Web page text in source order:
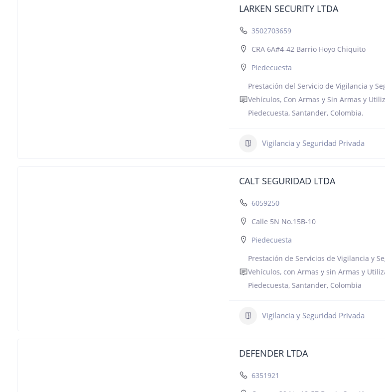
LARKEN SECURITY LTDA
3502703659
CRA 6A#4-42 Barrio Hoyo Chiquito
Piedecuesta
Prestación del Servicio de Vigilancia y
Vehículos, Con Armas y Sin Armas y
Piedecuesta, Santander, Colombia.
Vigilancia y Seguridad Privada
CALT SEGURIDAD LTDA
6059250
Calle 5N No.15B-10
Piedecuesta
Prestación de Servicios de Vigilancia y
Vehículos, con Armas y sin Armas y
Piedecuesta, Santander, Colombia
Vigilancia y Seguridad Privada
DEFENDER LTDA
6351921